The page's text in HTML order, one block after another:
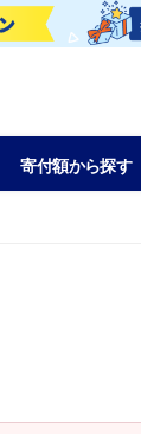
寄付額から探す